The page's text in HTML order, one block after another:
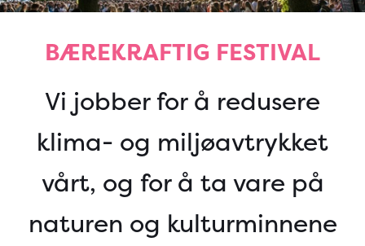
BÆREKRAFTIG FESTIVAL
Vi jobber for å redusere
klima- og miljøavtrykket
vårt, og for å ta vare på
naturen og kulturminnene